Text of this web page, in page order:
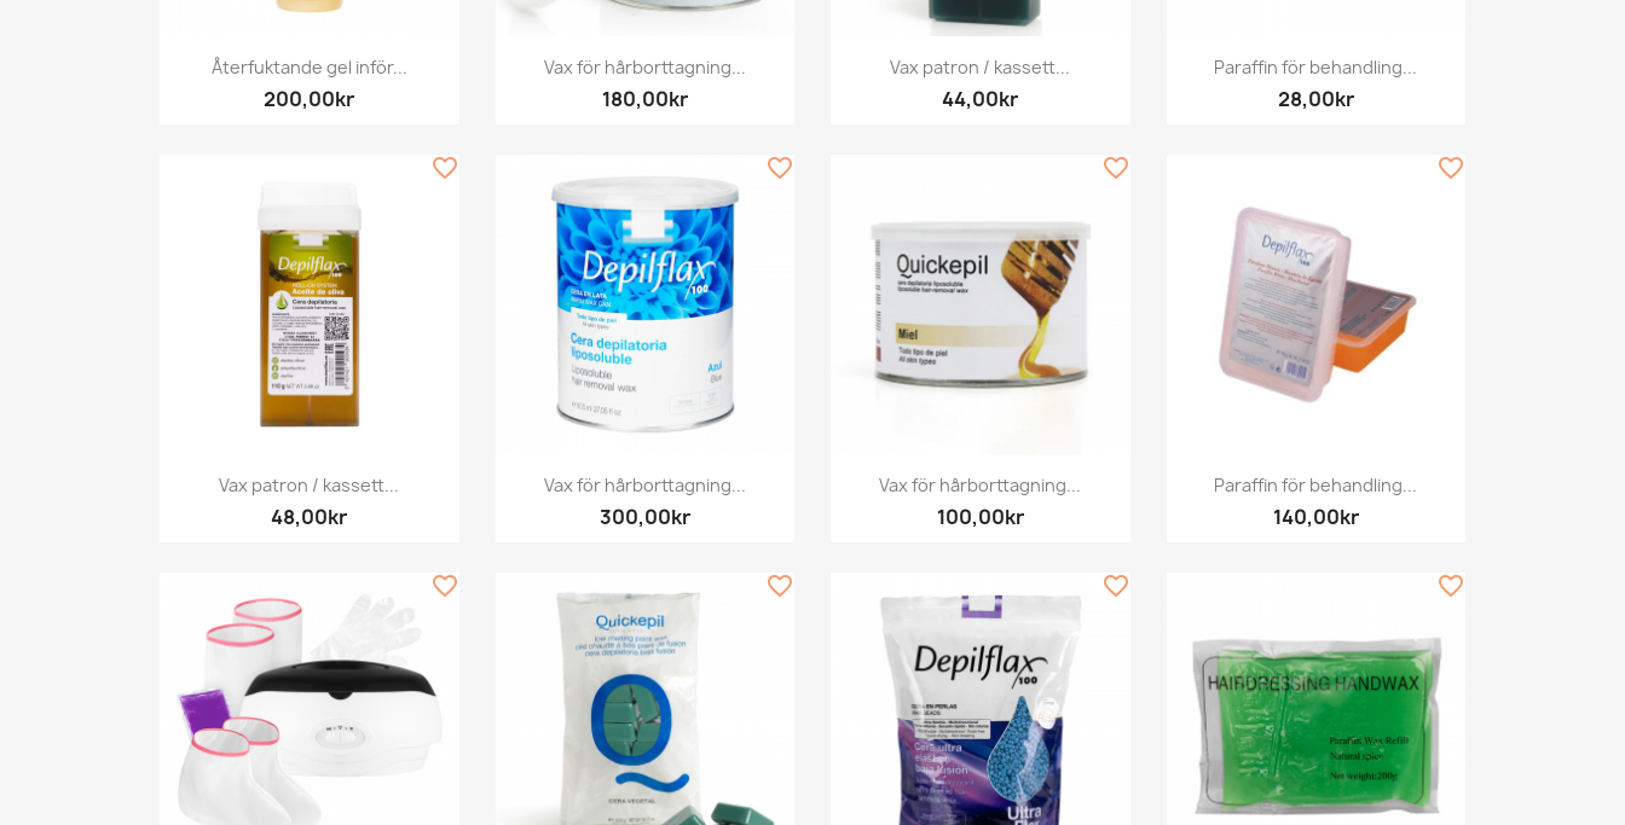
Snabbvy
Återfuktande gel inför...
200,00kr
Snabbvy
Vax för hårborttagning...
180,00kr
Snabbvy
Vax patron / kassett...
44,00kr
Snabbvy
Paraffin för behandling...
28,00kr
Snabbvy
Vax patron / kassett...
48,00kr
favorite_border
Snabbvy
Vax för hårborttagning...
300,00kr
favorite_border
Snabbvy
Vax för hårborttagning...
100,00kr
favorite_border
Snabbvy
Paraffin för behandling...
140,00kr
favorite_border
favorite_border favorite_border favorite_border favorite_border